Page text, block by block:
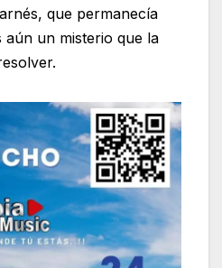
que permanecía
aún un misterio que la